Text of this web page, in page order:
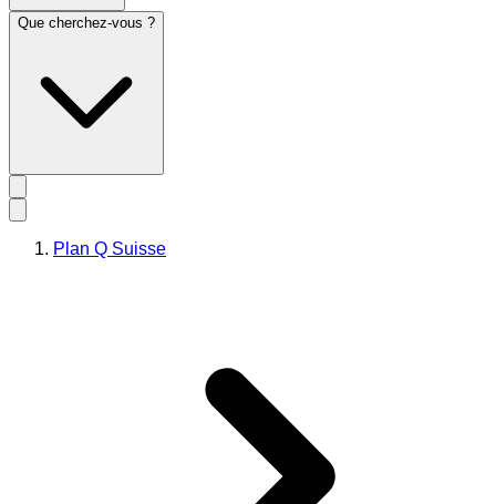
Que cherchez-vous ?
Plan Q Suisse